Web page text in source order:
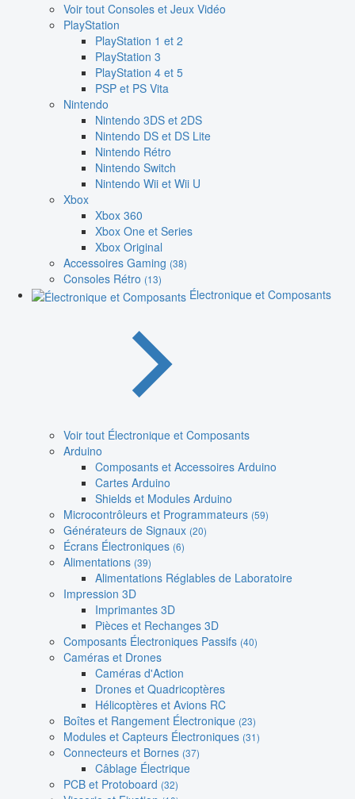
Voir tout Consoles et Jeux Vidéo
PlayStation
PlayStation 1 et 2
PlayStation 3
PlayStation 4 et 5
PSP et PS Vita
Nintendo
Nintendo 3DS et 2DS
Nintendo DS et DS Lite
Nintendo Rétro
Nintendo Switch
Nintendo Wii et Wii U
Xbox
Xbox 360
Xbox One et Series
Xbox Original
Accessoires Gaming (38)
Consoles Rétro (13)
Électronique et Composants
Voir tout Électronique et Composants
Arduino
Composants et Accessoires Arduino
Cartes Arduino
Shields et Modules Arduino
Microcontrôleurs et Programmateurs (59)
Générateurs de Signaux (20)
Écrans Électroniques (6)
Alimentations (39)
Alimentations Réglables de Laboratoire
Impression 3D
Imprimantes 3D
Pièces et Rechanges 3D
Composants Électroniques Passifs (40)
Caméras et Drones
Caméras d'Action
Drones et Quadricoptères
Hélicoptères et Avions RC
Boîtes et Rangement Électronique (23)
Modules et Capteurs Électroniques (31)
Connecteurs et Bornes (37)
Câblage Électrique
PCB et Protoboard (32)